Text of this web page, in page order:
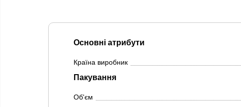
Основні атрибути
Країна виробник
Пакування
Об'єм